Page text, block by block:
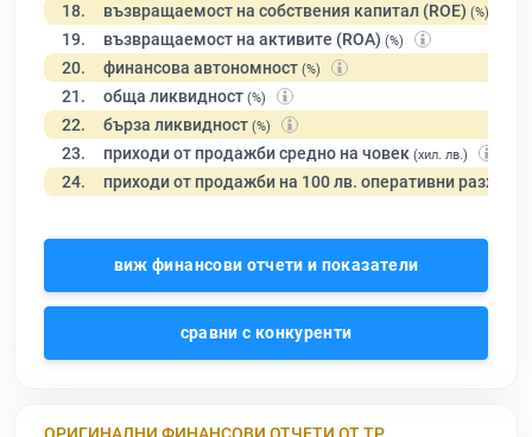
18. възвращаемост на собствения капитал (ROE) (%)
19. възвращаемост на активите (ROA) (%)
20. финансова автономност (%)
21. обща ликвидност (%)
22. бърза ликвидност (%)
23. приходи от продажби средно на човек (хил. лв.)
24. приходи от продажби на 100 лв. оперативни разходи
виж финансови отчети и показатели
сравни с конкуренти